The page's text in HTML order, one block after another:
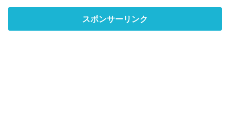
スポンサーリンク